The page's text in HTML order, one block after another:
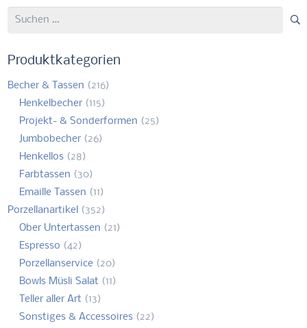
Suchen
Produktkategorien
Becher & Tassen (216)
Henkelbecher (115)
Projekt- & Sonderformen (25)
Jumbobecher (26)
Henkellos (28)
Farbtassen (30)
Emaille Tassen (11)
Porzellanartikel (352)
Ober Untertassen (21)
Espresso (42)
Porzellanservice (20)
Bowls Müsli Salat (11)
Teller aller Art (13)
Sonstiges & Accessoires (22)